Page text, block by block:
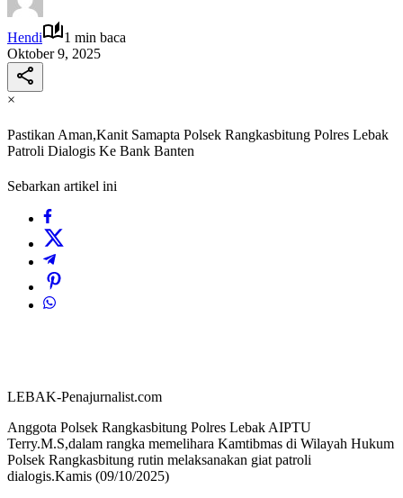
Hendi
1 min baca
Oktober 9, 2025
×
Pastikan Aman,Kanit Samapta Polsek Rangkasbitung Polres Lebak
Patroli Dialogis Ke Bank Banten
Sebarkan artikel ini
LEBAK-Penajurnalist.com
Anggota Polsek Rangkasbitung Polres Lebak AIPTU
Terry.M.S,dalam rangka memelihara Kamtibmas di Wilayah Hukum
Polsek Rangkasbitung rutin melaksanakan giat patroli
dialogis.Kamis (09/10/2025)